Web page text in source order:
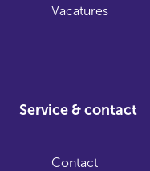
Vacatures
Service & contact
Contact